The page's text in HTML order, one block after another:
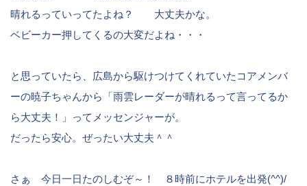
晴れるっていってたよね？ 大丈夫かな。
ベビーカー押してくるの大変だよね・・・
と思っていたら、広島から駆けつけてくれていたコアメンバ
ーの暁子ちゃんから「雨雲レーダーが晴れるって言ってるか
ら大丈夫！」ってメッセンジャーが。
だったら安心。ぜったい大丈夫＾＾
さぁ 今日一日たのしむぞ～！ ８時前にホテルを出発(^^)/